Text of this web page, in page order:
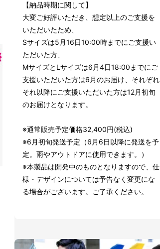
【納品時期に関して】
大変ご好評いただき、想定以上のご支援を
いただいたため、
Sサイズは5月16日10:00時までにご支援い
ただいた方、
MサイズとLサイズは6月4日18:00までにご
支援いただいた方は6月のお届け、それぞれ
それ以降にご支援いただいた方は12月初旬
のお届けとなります。
※通常販売予定価格32,400円(税込)
※6月初旬発送予定（6月6日以降に発送を予
定。雨やアウトドアに使用できます。）
※本製品は開発中のものとなりますので、仕
様・デザインについては予告なく変更にな
る場合がございます。ご了承ください。